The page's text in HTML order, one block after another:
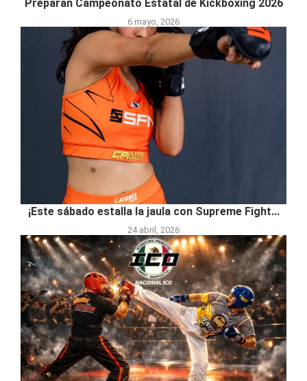
Preparan Campeonato Estatal de Kickboxing 2026
6 mayo, 2026
¡Este sábado estalla la jaula con Supreme Fight...
24 abril, 2026